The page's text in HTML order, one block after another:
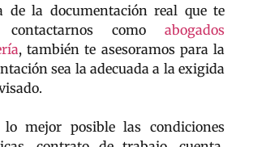
de la documentación real que te
contactarnos como abogados
, también te asesoramos para la
sea la adecuada a la exigida
lo mejor posible las condiciones